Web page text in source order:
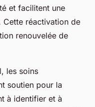
et facilitent une
Cette réactivation de
renouvelée de
les soins
soutien pour la
à identifier et à